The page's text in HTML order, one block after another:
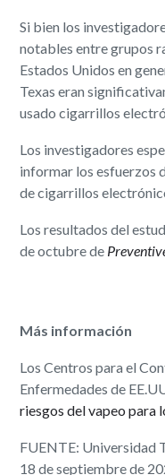
Si bien los
notables entre grupos
Estados Unidos en
Texas eran
usado cigarrillos
Los investigadores
informar los esfuerzos
de cigarrillos
Los resultados del
de octubre de
Más información
Los Centros para el
Enfermedades de
riesgos del vapeo para
FUENTE: Universidad
18 de septiembre de